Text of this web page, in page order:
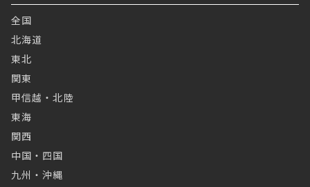
全国
北海道
東北
関東
甲信越・北陸
東海
関西
中国・四国
九州・沖縄